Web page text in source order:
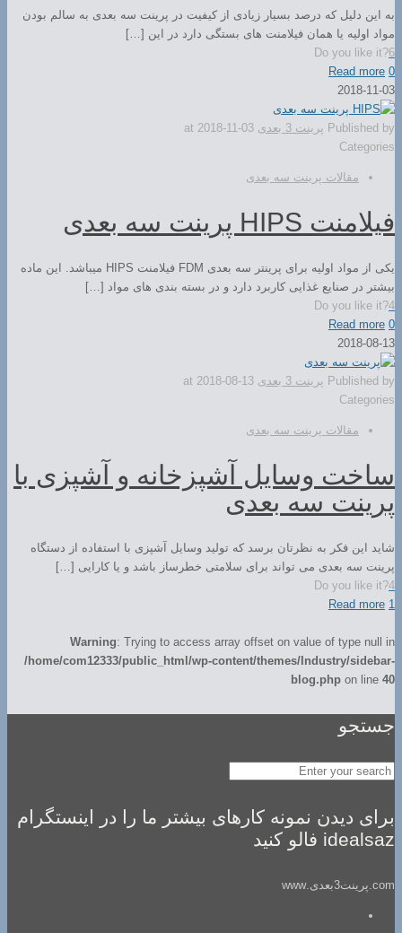
به این دلیل که درصد بسیار زیادی از کیفیت در پرینت سه بعدی به سالم بودن
مواد اولیه یا همان فیلامنت های بستگی دارد در این […]
Do you like it?6
0
Read more
2018-11-03
Published by پرینت 3 بعدی at 2018-11-03
Categories
مقالات پرینت سه بعدی
فیلامنت HIPS پرینت سه بعدی
یکی از مواد اولیه برای پرینتر سه بعدی FDM فیلامنت HIPS میباشد. این ماده
بیشتر در صنایع غذایی کاربرد دارد و در بسته بندی های مواد […]
Do you like it?4
0
Read more
2018-08-13
Published by پرینت 3 بعدی at 2018-08-13
Categories
مقالات پرینت سه بعدی
ساخت وسایل آشپزخانه و آشپزی با
پرینت سه بعدی
شاید این فکر به نظرتان برسد که تولید وسایل آشپزی با استفاده از دستگاه
پرینت سه بعدی می تواند برای سلامتی خطرساز باشد و یا کارایی […]
Do you like it?4
1
Read more
Warning: Trying to access array offset on value of type null in
/home/com12333/public_html/wp-content/themes/Industry/sidebar-
blog.php on line 40
جستجو
برای دیدن نمونه کارهای بیشتر ما را در اینستگرام
idealsaz فالو کنید
com.پرینت3بعدی.www